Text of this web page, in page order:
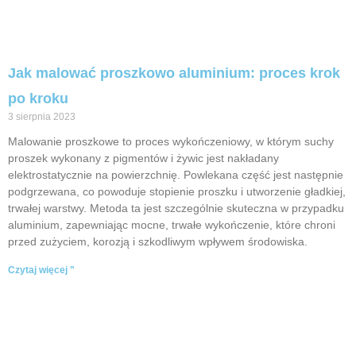
Jak malować proszkowo aluminium: proces krok
po kroku
3 sierpnia 2023
Malowanie proszkowe to proces wykończeniowy, w którym suchy
proszek wykonany z pigmentów i żywic jest nakładany
elektrostatycznie na powierzchnię. Powlekana część jest następnie
podgrzewana, co powoduje stopienie proszku i utworzenie gładkiej,
trwałej warstwy. Metoda ta jest szczególnie skuteczna w przypadku
aluminium, zapewniając mocne, trwałe wykończenie, które chroni
przed zużyciem, korozją i szkodliwym wpływem środowiska.
Czytaj więcej "